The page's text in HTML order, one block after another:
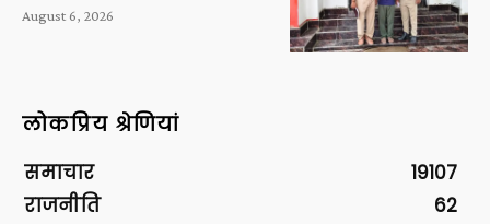
August 6, 2026
लोकप्रिय श्रेणियां
समाचार
19107
राजनीति
62